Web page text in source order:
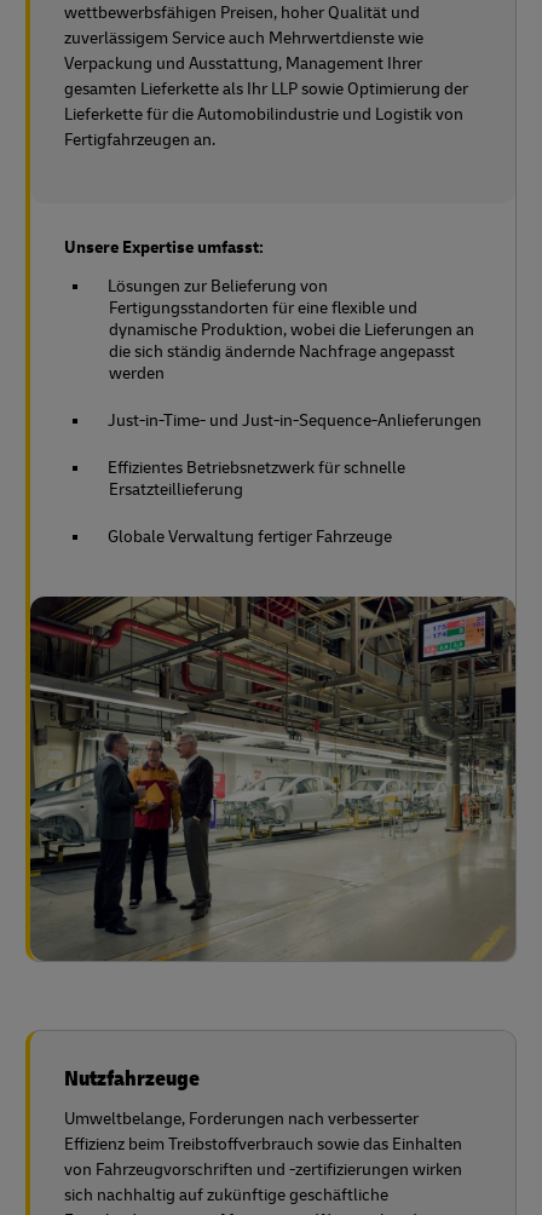
wettbewerbsfähigen Preisen, hoher Qualität und
zuverlässigem Service auch Mehrwertdienste wie
Verpackung und Ausstattung, Management Ihrer
gesamten Lieferkette als Ihr LLP sowie Optimierung der
Lieferkette für die Automobilindustrie und Logistik von
Fertigfahrzeugen an.
Unsere Expertise umfasst:
Lösungen zur Belieferung von
Fertigungsstandorten für eine flexible und
dynamische Produktion, wobei die Lieferungen an
die sich ständig ändernde Nachfrage angepasst
werden
Just-in-Time- und Just-in-Sequence-Anlieferungen
Effizientes Betriebsnetzwerk für schnelle
Ersatzteillieferung
Globale Verwaltung fertiger Fahrzeuge
Nutzfahrzeuge
Umweltbelange, Forderungen nach verbesserter
Effizienz beim Treibstoffverbrauch sowie das Einhalten
von Fahrzeugvorschriften und -zertifizierungen wirken
sich nachhaltig auf zukünftige geschäftliche